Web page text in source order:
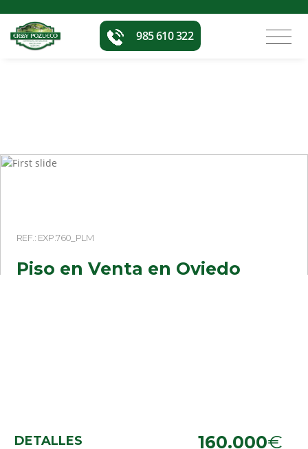
985 610 322
REF.: EXP.760_PLM
Piso en Venta en Oviedo
160.000€
DETALLES